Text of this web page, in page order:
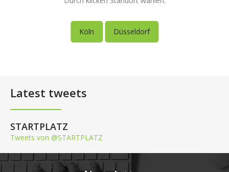
Köln Düsseldorf
Latest tweets
STARTPLATZ
Tweets von @STARTPLATZ